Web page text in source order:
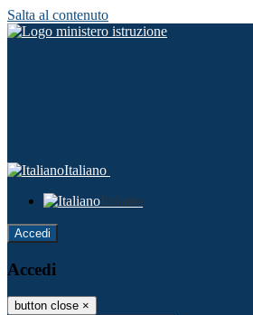
Salta al contenuto
Italiano
Italiano
Accedi
Accedi
button close ×